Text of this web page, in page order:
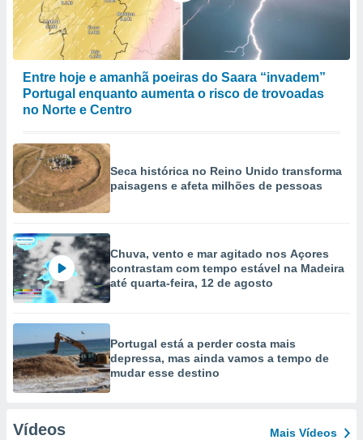
Entre hoje e amanhã poeiras do Saara “invadem”
Portugal enquanto aumenta o risco de trovoadas
no Norte e Centro
Seca histórica no Reino Unido transforma
paisagens e afeta milhões de pessoas
Chuva, vento e mar agitado nos Açores
contrastam com tempo estável na Madeira
até quarta-feira, 12 de agosto
Portugal está a perder costa mais
depressa, mas ainda vamos a tempo de
mudar esse destino
Vídeos Mais Vídeos